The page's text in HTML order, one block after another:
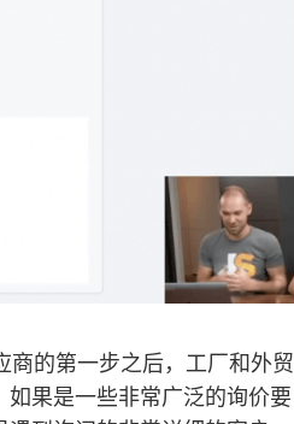
商的第一步之后，工厂和外贸
果是一些非常广泛的询价要